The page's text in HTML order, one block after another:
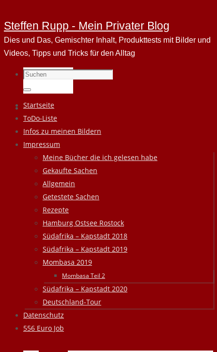
Steffen Rupp - Mein Privater Blog
Dies und Das, Gemischter Inhalt, Produkttests mit Bilder und
Videos, Tipps und Tricks für den Alltag
Suchen
nach:
Suchen
Zum
Inhalt
springen
Startseite
ToDo-Liste
Infos zu meinen Bildern
Impressum
Meine Bücher die ich gelesen habe
Gekaufte Sachen
Allgemein
Getestete Sachen
Rezepte
Hamburg Ostsee Rostock
Südafrika – Kapstadt 2018
Südafrika – Kapstadt 2019
Mombasa 2019
Mombasa Teil 2
Südafrika – Kapstadt 2020
Deutschland-Tour
Datenschutz
556 Euro Job